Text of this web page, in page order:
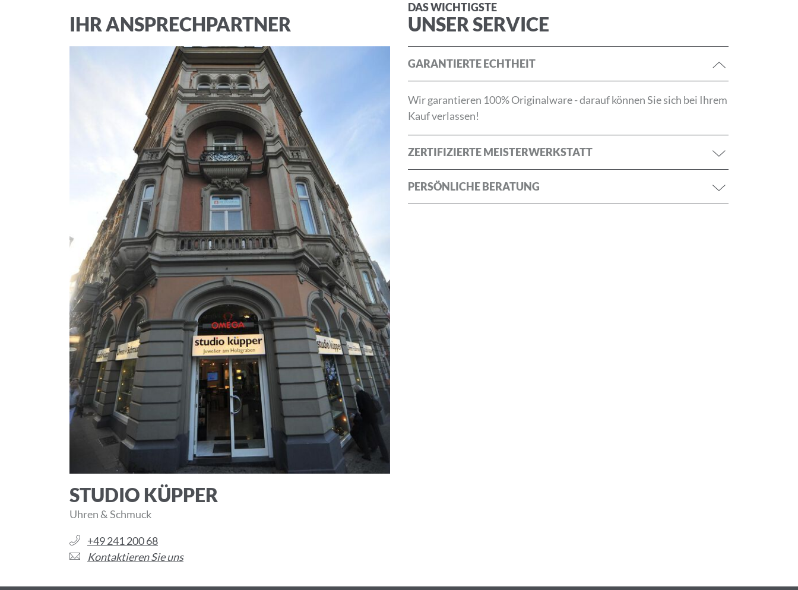
IHR ANSPRECHPARTNER
STUDIO KÜPPER
Uhren & Schmuck
+49 241 200 68
Kontaktieren Sie uns
DAS WICHTIGSTE
UNSER SERVICE
GARANTIERTE ECHTHEIT
Wir garantieren 100% Originalware - darauf können Sie sich bei Ihrem
Kauf verlassen!
ZERTIFIZIERTE MEISTERWERKSTATT
PERSÖNLICHE BERATUNG
Vorname Nachname
E-Mail-Adresse
Ich akzeptiere dieAllgemeinen Geschäftsbedingungenund dieDatenschutzerklärung